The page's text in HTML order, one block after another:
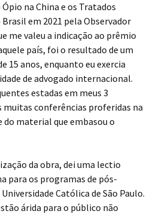
na China e os Tratados
em 2021 pela Observador
me valeu a indicação ao prêmio
país, foi o resultado de um
anos, enquanto eu exercia
de advogado internacional.
estadas em meus 3
muitas conferências proferidas na
material que embasou o
da obra, dei uma lectio
para os programas de pós-
Católica de São Paulo.
árida para o público não